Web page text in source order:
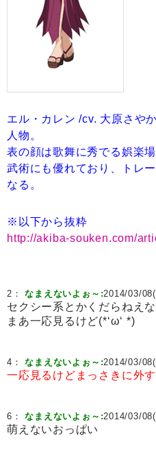
エル・カレン /cv. 大原さや
人物。
表の顔は歌舞に秀でる娯楽
武術にも優れており、トレ
なる。
※以下から抜粋
http://akiba-souken.com/
2：なまえないよぉ～:2014/03/
セクシー系とかくだらねえ
まあ一応見るけど(*‘ω‘ *)
4：なまえないよぉ～:2014/03/
一応見るけどまっさきに外
6：なまえないよぉ～:2014/03/
萌えないおっぱい